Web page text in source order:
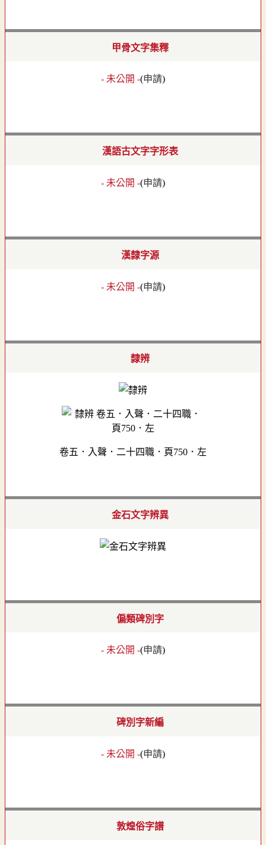
甲骨文字集釋
- 未公開 -(申請)
漢語古文字字形表
- 未公開 -(申請)
漢隸字源
- 未公開 -(申請)
隸辨
卷五．入聲．二十四職．頁750．左
金石文字辨異
偏類碑別字
- 未公開 -(申請)
碑別字新編
- 未公開 -(申請)
敦煌俗字譜